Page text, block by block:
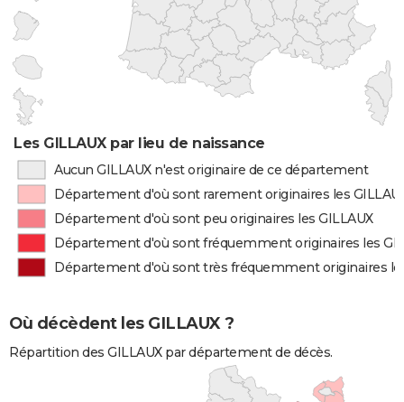
Les GILLAUX par lieu de naissance
Aucun GILLAUX n'est originaire de ce département
Département d'où sont rarement originaires les
Département d'où sont peu originaires les GILLAUX
Département d'où sont fréquemment originaires les
Département d'où sont très fréquemment originaires
Où décèdent les GILLAUX ?
Répartition des GILLAUX par département de décès.